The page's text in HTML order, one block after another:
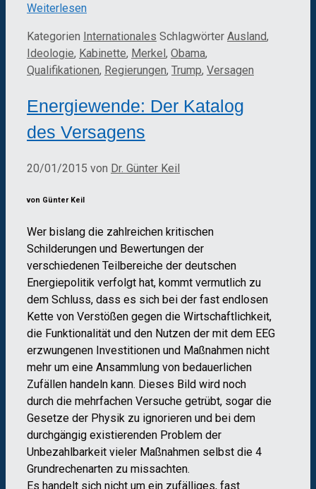
Weiterlesen
Kategorien Internationales Schlagwörter Ausland,
Ideologie, Kabinette, Merkel, Obama,
Qualifikationen, Regierungen, Trump, Versagen
Energiewende: Der Katalog
des Versagens
20/01/2015 von Dr. Günter Keil
von Günter Keil
Wer bislang die zahlreichen kritischen
Schilderungen und Bewertungen der
verschiedenen Teilbereiche der deutschen
Energiepolitik verfolgt hat, kommt vermutlich zu
dem Schluss, dass es sich bei der fast endlosen
Kette von Verstößen gegen die Wirtschaftlichkeit,
die Funktionalität und den Nutzen der mit dem EEG
erzwungenen Investitionen und Maßnahmen nicht
mehr um eine Ansammlung von bedauerlichen
Zufällen handeln kann. Dieses Bild wird noch
durch die mehrfachen Versuche getrübt, sogar die
Gesetze der Physik zu ignorieren und bei dem
durchgängig existierenden Problem der
Unbezahlbarkeit vieler Maßnahmen selbst die 4
Grundrechenarten zu missachten.
Es handelt sich nicht um ein zufälliges, fast